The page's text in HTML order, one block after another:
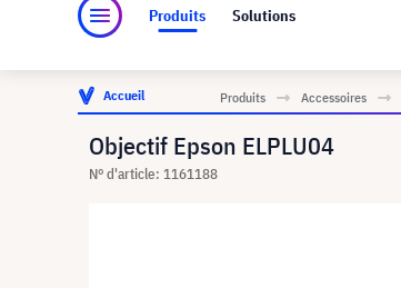
Produits Solutions
Accueil Produits Accessoires
Objectif Epson ELPLU04
N° d'article: 1161188